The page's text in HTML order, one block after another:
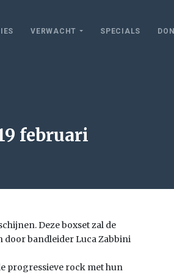
VERWACHT SPECIALS
februari
Deze boxset zal de
door bandleider Luca Zabbini
progressieve rock met hun